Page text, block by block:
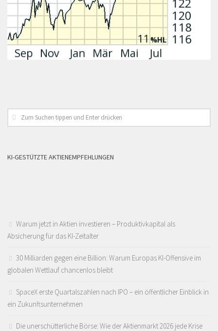
KI-GESTÜTZTE AKTIENEMPFEHLUNGEN
Warum jetzt in Aktien investieren – Produktivkapital als
Absicherung für das KI-Zeitalter
30 Milliarden gegen eine Billion: Warum Europas KI-Offensive im
globalen Wettlauf chancenlos bleibt
SpaceX erste Quartalszahlen nach IPO – ein öffentlicher Einblick in
ein Zukunftsunternehmen
Die unerschütterliche Börse: Wie der Aktienmarkt 2026 jede Krise